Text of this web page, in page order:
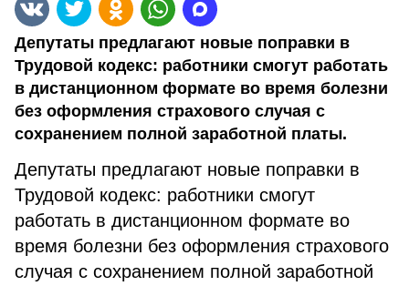
Депутаты предлагают новые поправки в
Трудовой кодекс: работники смогут работать
в дистанционном формате во время болезни
без оформления страхового случая с
сохранением полной заработной платы.
Депутаты предлагают новые поправки в
Трудовой кодекс: работники смогут
работать в дистанционном формате во
время болезни без оформления страхового
случая с сохранением полной заработной